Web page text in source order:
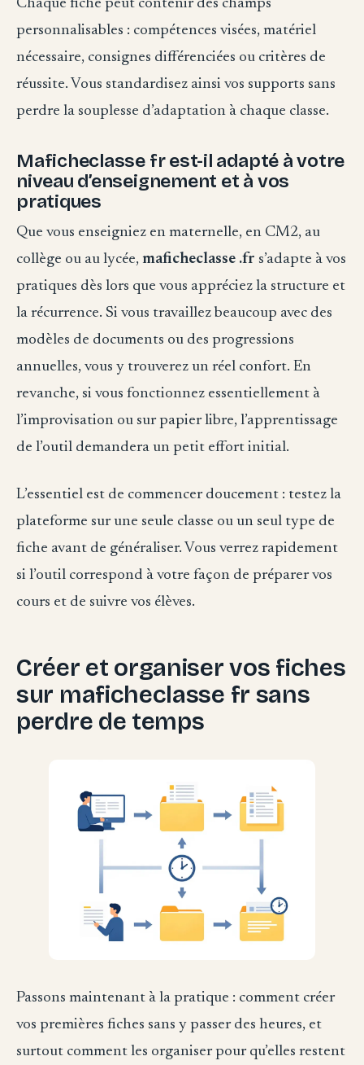
Chaque fiche peut contenir des champs
personnalisables : compétences visées, matériel
nécessaire, consignes différenciées ou critères de
réussite. Vous standardisez ainsi vos supports sans
perdre la souplesse d’adaptation à chaque classe.
Maficheclasse fr est-il adapté à votre
niveau d’enseignement et à vos
pratiques
Que vous enseigniez en maternelle, en CM2, au
collège ou au lycée, maficheclasse .fr s’adapte à vos
pratiques dès lors que vous appréciez la structure et
la récurrence. Si vous travaillez beaucoup avec des
modèles de documents ou des progressions
annuelles, vous y trouverez un réel confort. En
revanche, si vous fonctionnez essentiellement à
l’improvisation ou sur papier libre, l’apprentissage
de l’outil demandera un petit effort initial.
L’essentiel est de commencer doucement : testez la
plateforme sur une seule classe ou un seul type de
fiche avant de généraliser. Vous verrez rapidement
si l’outil correspond à votre façon de préparer vos
cours et de suivre vos élèves.
Créer et organiser vos fiches
sur maficheclasse fr sans
perdre de temps
Passons maintenant à la pratique : comment créer
vos premières fiches sans y passer des heures, et
surtout comment les organiser pour qu’elles restent